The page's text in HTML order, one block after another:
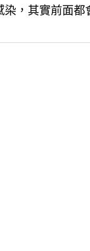
，其實前面